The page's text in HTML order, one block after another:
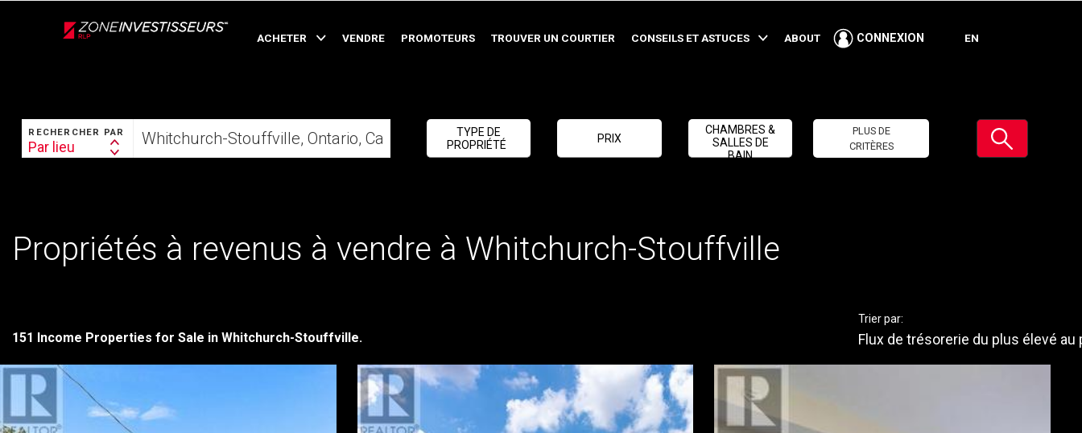
ACHETER VENDRE PROMOTEURS TROUVER UN COURTIER CONSEILS ET ASTUCES ABOUT CONNEXION EN
RECHERCHER
RECHERCHER PAR
Search
By
Par lieu
votre
foyer
TYPE DE
PROPRIÉTÉ
PRIX
CHAMBRES &
SALLES DE
BAIN
PLUS DE
CRITÈRES
Soumettre
Propriétés à revenus à vendre à Whitchurch-Stouffville
151 Income Properties for Sale in Whitchurch-Stouffville.
Trier par:
Flux de trésorerie du plus élevé au